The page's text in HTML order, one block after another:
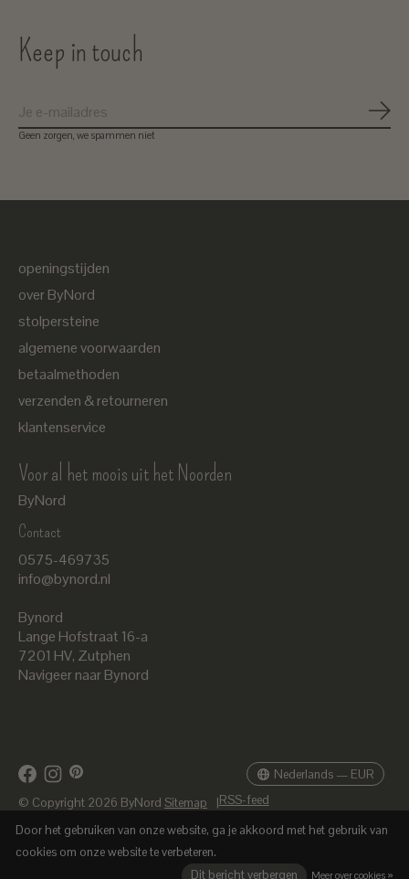
Keep in touch
Geen zorgen, we spammen niet
openingstijden
over ByNord
stolpersteine
algemene voorwaarden
betaalmethoden
verzenden & retourneren
klantenservice
Voor al het moois uit het Noorden
ByNord
Contact
0575-469735
info@bynord.nl
Bynord
Lange Hofstraat 16-a
7201 HV, Zutphen
Navigeer naar Bynord
© Copyright 2026 ByNord Sitemap |RSS-feed
Nederlands — EUR
Door het gebruiken van onze website, ga je akkoord met het gebruik van
cookies om onze website te verbeteren.
Dit bericht verbergen
Meer over cookies »